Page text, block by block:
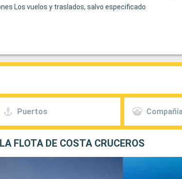
Los vuelos y traslados, salvo especificado
Puertos
FLOTA DE COSTA CRUCEROS